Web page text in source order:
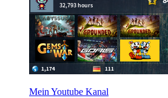
Mein Youtube Kanal